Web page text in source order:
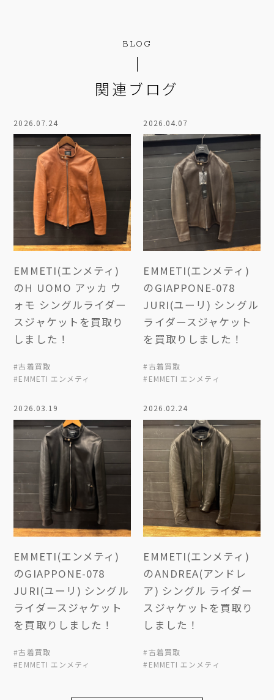
BLOG
関連ブログ
2026.07.24
EMMETI(エンメティ)
のH UOMO アッカ ウ
ォモ シングルライダー
スジャケットを買取り
しました！
#古着買取
#EMMETI エンメティ
2026.04.07
EMMETI(エンメティ)
のGIAPPONE-078
JURI(ユーリ) シングル
ライダースジャケット
を買取りしました！
#古着買取
#EMMETI エンメティ
2026.03.19
EMMETI(エンメティ)
のGIAPPONE-078
JURI(ユーリ) シングル
ライダースジャケット
を買取りしました！
#古着買取
#EMMETI エンメティ
2026.02.24
EMMETI(エンメティ)
のANDREA(アンドレ
ア) シングル ライダー
スジャケットを買取り
しました！
#古着買取
#EMMETI エンメティ